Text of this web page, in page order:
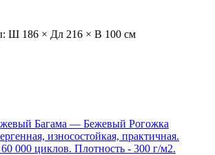
Ш 186 × Дл 216 × В 100 см
Багама — Бежевый Рогожка
износостойкая, практичная.
000 циклов. Плотность - 300 г/м2.